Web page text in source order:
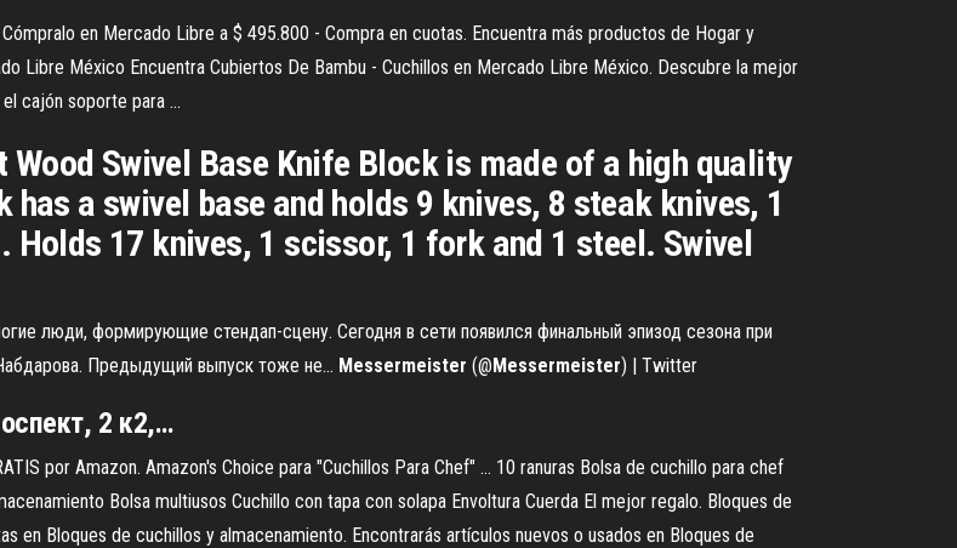
Cómpralo en Mercado Libre a $ 495.800 - Compra en cuotas. Encuentra más productos de Hogar y
Libre México Encuentra Cubiertos De Bambu - Cuchillos en Mercado Libre México. Descubre la mejor
cajón soporte para ...
Wood Swivel Base Knife Block is made of a high quality
a swivel base and holds 9 knives, 8 steak knives, 1
Holds 17 knives, 1 scissor, 1 fork and 1 steel. Swivel
люди, формирующие стендап-сцену. Сегодня в сети появился финальный эпизод сезона при
Предыдущий выпуск тоже не... Messermeister (@Messermeister) | Twitter
2 к2,…
por Amazon. Amazon's Choice para "Cuchillos Para Chef" ... 10 ranuras Bolsa de cuchillo para chef
Bolsa multiusos Cuchillo con tapa con solapa Envoltura Cuerda El mejor regalo. Bloques de
en Bloques de cuchillos y almacenamiento. Encontrarás artículos nuevos o usados en Bloques de